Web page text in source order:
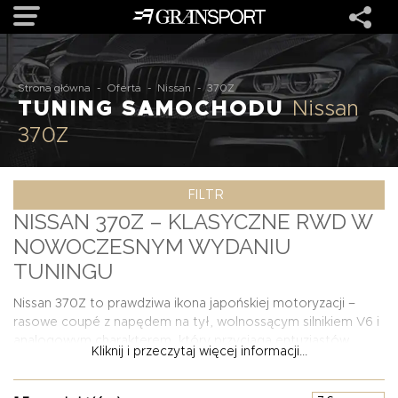
OFERTA
MARKI
REALIZACJE
O NAS
USŁUGI
KONTAKT
Strona główna - Oferta - Nissan - 370Z
TUNING SAMOCHODUNissan
370Z
FILTR
NISSAN 370Z – KLASYCZNE RWD W
NOWOCZESNYM WYDANIU
TUNINGU
Nissan 370Z to prawdziwa ikona japońskiej motoryzacji –
rasowe coupé z napędem na tył, wolnossącym silnikiem V6 i
tuningu na całym świecie. Dzięki charakterystycznej sylwetce
i solidnej bazie mechanicznej, ten model doskonale nadaje
Kliknij i przeczytaj więcej informacji...